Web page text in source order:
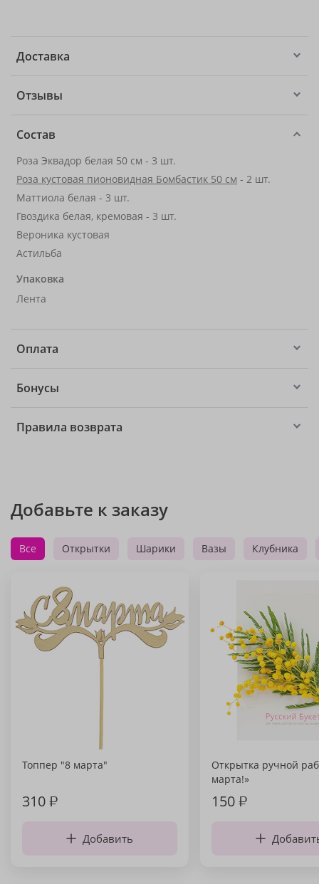
Доставка
Отзывы
Состав
Роза Эквадор белая 50 см - 3 шт.
Роза кустовая пионовидная Бомбастик 50 см - 2 шт.
Маттиола белая - 3 шт.
Гвоздика белая, кремовая - 3 шт.
Вероника кустовая
Астильба
Упаковка
Лента
Оплата
Бонусы
Правила возврата
Добавьте к заказу
Все Открытки Шарики Вазы Клубника
Топпер "8 марта"
310₽
Добавить
Открытка ручной
марта!»
150₽